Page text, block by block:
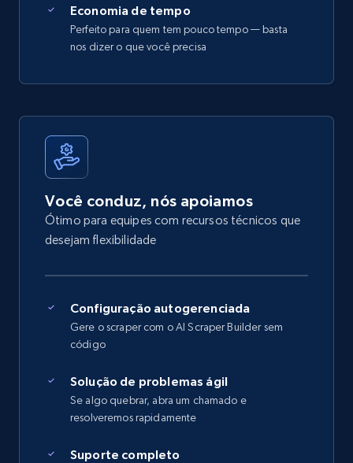
Economia de tempo
Perfeito para quem tem pouco tempo — basta
nos dizer o que você precisa
Você conduz, nós apoiamos
Ótimo para equipes com recursos técnicos que
desejam flexibilidade
Configuração autogerenciada
Gere o scraper com o AI Scraper Builder sem
código
Solução de problemas ágil
Se algo quebrar, abra um chamado e
resolveremos rapidamente
Suporte completo